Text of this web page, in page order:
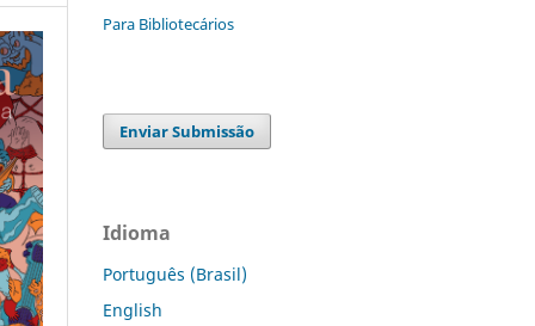
Para Bibliotecários
Enviar Submissão
Idioma
Português (Brasil)
English